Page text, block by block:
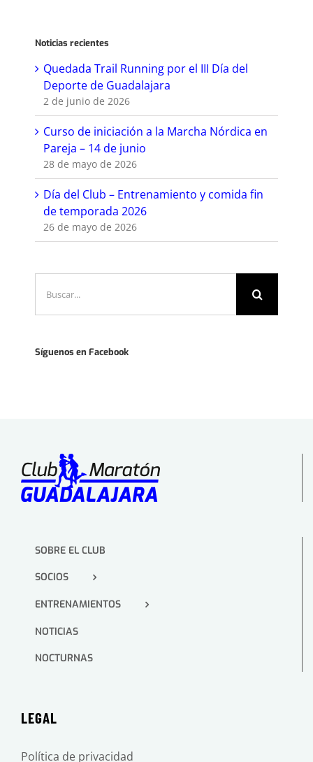
Noticias recientes
Quedada Trail Running por el III Día del
Deporte de Guadalajara
2 de junio de 2026
Curso de iniciación a la Marcha Nórdica en
Pareja – 14 de junio
28 de mayo de 2026
Día del Club – Entrenamiento y comida fin
de temporada 2026
26 de mayo de 2026
Síguenos en Facebook
SOBRE EL CLUB
SOCIOS
ENTRENAMIENTOS
NOTICIAS
NOCTURNAS
LEGAL
Política de privacidad